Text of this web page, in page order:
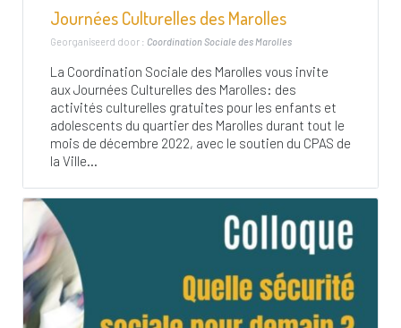
Journées Culturelles des Marolles
Georganiseerd door : Coordination Sociale des Marolles
La Coordination Sociale des Marolles vous invite
aux Journées Culturelles des Marolles: des
activités culturelles gratuites pour les enfants et
adolescents du quartier des Marolles durant tout le
mois de décembre 2022, avec le soutien du CPAS de
la Ville...